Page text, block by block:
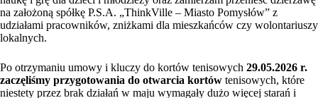
na założoną spółkę P.S.A. „ThinkVille – Miasto Pomysłów” z
udziałami pracowników, zniżkami dla mieszkańców czy wolontariuszy
lokalnych.
Po otrzymaniu umowy i kluczy do kortów tenisowych 29.05.2026 r.
zaczęliśmy przygotowania do otwarcia kortów tenisowych, które
niestety przez brak działań w maju wymagały dużo więcej starań i